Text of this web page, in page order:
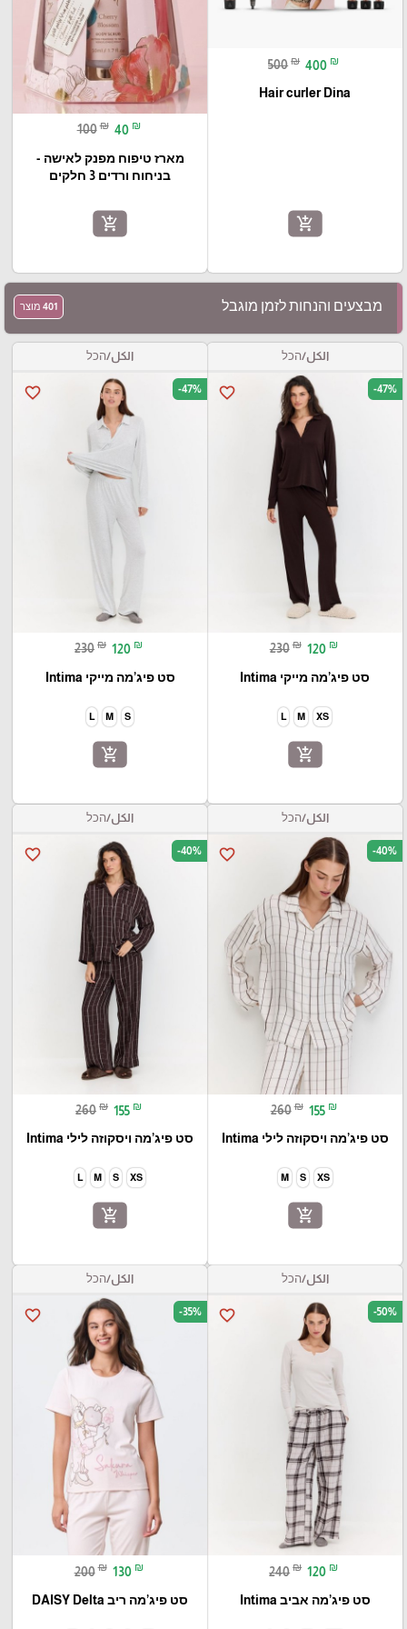
500 ₪ 400 ₪
Hair curler Dina
add_shopping_cart
100 ₪ 40 ₪
מארז טיפוח מפנק לאישה -
בניחוח ורדים 3 חלקים
add_shopping_cart
מבצעים והנחות לזמן מוגבל 401 מוצר
الكل/הכל
favorite_border -47%
230 ₪ 120 ₪
סט פיג’מה מייקי Intima
XS
M
L
add_shopping_cart
الكل/הכל
favorite_border -47%
230 ₪ 120 ₪
סט פיג’מה מייקי Intima
S
M
L
add_shopping_cart
الكل/הכל
favorite_border -40%
260 ₪ 155 ₪
סט פיג’מה ויסקוזה לילי Intima
XS
S
M
add_shopping_cart
الكل/הכל
favorite_border -40%
260 ₪ 155 ₪
סט פיג’מה ויסקוזה לילי Intima
XS
S
M
L
add_shopping_cart
الكل/הכל
favorite_border -50%
240 ₪ 120 ₪
סט פיג’מה אביב Intima
الكل/הכל
favorite_border -35%
200 ₪ 130 ₪
סט פיג’מה ריב DAISY Delta